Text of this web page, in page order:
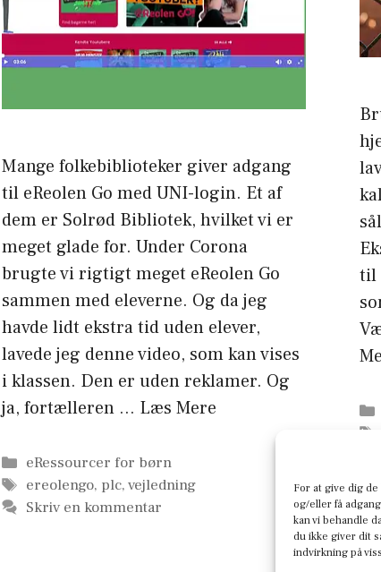
For at give dig
og/eller få
kan vi behandle
du ikke giver dit
indvirkning på
Mange folkebiblioteker giver adgang
til eReolen Go med UNI-login. Et af
dem er Solrød Bibliotek, hvilket vi er
meget glade for. Under Corona
brugte vi rigtigt meget eReolen Go
sammen med eleverne. Og da jeg
havde lidt ekstra tid uden elever,
lavede jeg denne video, som kan vises
i klassen. Den er uden reklamer. Og
ja, fortælleren … Læs Mere
Kategorier
eRessourcer for børn
Tags
ereolengo, plc,vejledning
Skriv en kommentar
til